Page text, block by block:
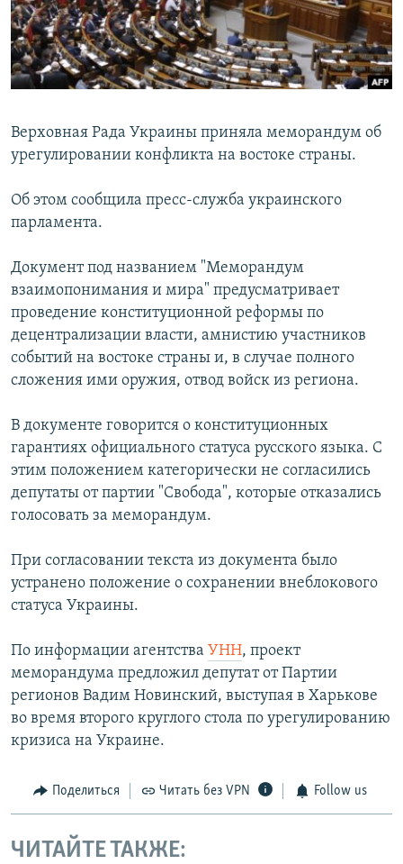
ПОБЕДИТЕЛЕЙ НЕ СУДЯТ?
КРЫМ.НЕПОКОРЕННЫЙ
ELIFBE
ПРИСОЕДИНЯЙТЕСЬ!
Все сайты RFE/RL
Верховная Рада Украины приняла меморандум об
урегулировании конфликта на востоке страны.
Об этом сообщила пресс-служба украинского
парламента.
Документ под названием "Меморандум
взаимопонимания и мира" предусматривает
проведение конституционной реформы по
децентрализации власти, амнистию участников
событий на востоке страны и, в случае полного
сложения ими оружия, отвод войск из региона.
В документе говорится о конституционных
гарантиях официального статуса русского языка. С
этим положением категорически не согласились
депутаты от партии "Свобода", которые отказались
голосовать за меморандум.
При согласовании текста из документа было
устранено положение о сохранении внеблокового
статуса Украины.
По информации агентства УНН, проект
меморандума предложил депутат от Партии
регионов Вадим Новинский, выступая в Харькове
во время второго круглого стола по урегулированию
кризиса на Украине.
Поделиться Читать без VPN Follow us
ЧИТАЙТЕ ТАКЖЕ: